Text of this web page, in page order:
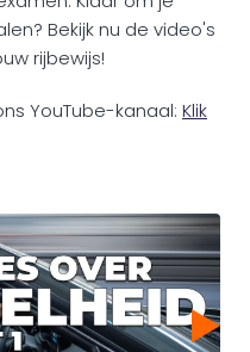
Bekijk nu de video's
rijbewijs!
YouTube-kanaal: Klik